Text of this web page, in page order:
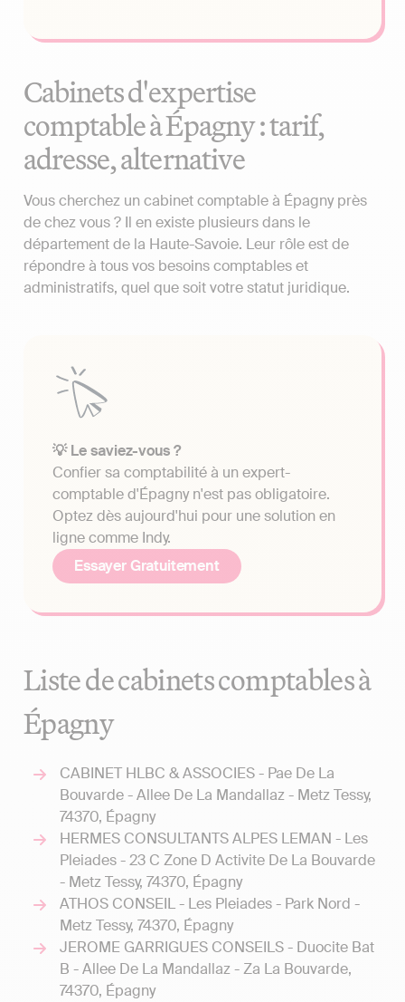
Cabinets d'expertise
comptable à Épagny : tarif,
adresse, alternative
Vous cherchez un cabinet comptable à Épagny près
de chez vous ? Il en existe plusieurs dans le
département de la Haute-Savoie. Leur rôle est de
répondre à tous vos besoins comptables et
administratifs, quel que soit votre statut juridique.
💡 Le saviez-vous ?
Confier sa comptabilité à un expert-
comptable d'Épagny n'est pas obligatoire.
Optez dès aujourd'hui pour une solution en
ligne comme Indy.
Essayer Gratuitement
Liste de cabinets comptables à
Épagny
CABINET HLBC & ASSOCIES - Pae De La
Bouvarde - Allee De La Mandallaz - Metz Tessy,
74370, Épagny
HERMES CONSULTANTS ALPES LEMAN - Les
Pleiades - 23 C Zone D Activite De La Bouvarde
- Metz Tessy, 74370, Épagny
ATHOS CONSEIL - Les Pleiades - Park Nord -
Metz Tessy, 74370, Épagny
JEROME GARRIGUES CONSEILS - Duocite Bat
B - Allee De La Mandallaz - Za La Bouvarde,
74370, Épagny